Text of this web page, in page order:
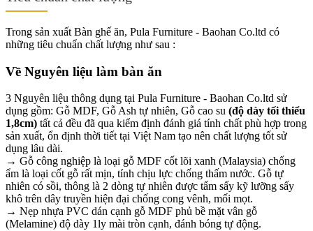
Trong sản xuất Bàn ghế ăn, Pula Furniture - Baohan Co.ltd có
những tiêu chuẩn chất lượng như sau :
Về Nguyên liệu làm bàn ăn
3 Nguyên liệu thông dụng tại Pula Furniture - Baohan Co.ltd sử
dụng gồm: Gỗ MDF, Gỗ Ash tự nhiên, Gỗ cao su (độ dày tối thiểu
1,8cm) tất cả đều đã qua kiểm định đánh giá tính chất phù hợp trong
sản xuất, ổn định thời tiết tại Việt Nam tạo nên chất lượng tốt sử
dụng lâu dài.
→ Gỗ công nghiệp là loại gỗ MDF cốt lõi xanh (Malaysia) chống
ẩm là loại cốt gỗ rất mịn, tính chịu lực chống thấm nước. Gỗ tự
nhiên có sồi, thông là 2 dòng tự nhiên được tẩm sấy kỹ lưỡng sấy
khô trên dây truyền hiện đại chống cong vênh, mối mọt.
→ Nẹp nhựa PVC dán cạnh gỗ MDF phủ bề mặt vân gỗ
(Melamine) độ dày 1ly mài tròn cạnh, đánh bóng tự động.